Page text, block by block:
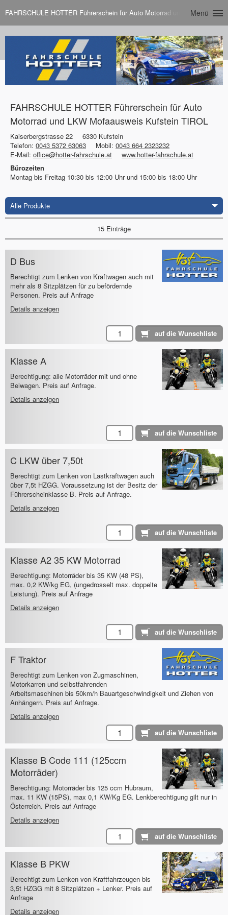
FAHRSCHULE HOTTER Führerschein für Auto Motorrad und LKW
Menü
FAHRSCHULE HOTTER Führerschein für Auto
Motorrad und LKW Mofaausweis Kufstein TIROL
Kaiserbergstrasse 22
6330 Kufstein
Telefon: 0043 5372 63063 Mobil: 0043 664 2323232
E-Mail: office@hotter-fahrschule.at
www.hotter-fahrschule.at
Bürozeiten
Montag bis Freitag 10:30 bis 12:00 Uhr und 15:00 bis 18:00 Uhr
Alle Produkte
15 Einträge
D Bus
Berechtigt zum Lenken von Kraftwagen auch mit
mehr als 8 Sitzplätzen für zu befördernde
Personen. Preis auf Anfrage
Details anzeigen
Klasse A
Berechtigung: alle Motorräder mit und ohne
Beiwagen. Preis auf Anfrage.
Details anzeigen
C LKW über 7,50t
Berechtigt zum Lenken von Lastkraftwagen auch
über 7,5t HZGG. Voraussetzung ist der Besitz der
Führerscheinklasse B. Preis auf Anfrage.
Details anzeigen
Klasse A2 35 KW Motorrad
Berechtigung: Motorräder bis 35 KW (48 PS),
max. 0,2 KW/kg EG, (ungedrosselt max. doppelte
Leistung). Preis auf Anfrage
Details anzeigen
F Traktor
Berechtigt zum Lenken von Zugmaschinen,
Motorkarren und selbstfahrenden
Arbeitsmaschinen bis 50km/h Bauartgeschwindigkeit und Ziehen von
Anhängern. Preis auf Anfrage.
Details anzeigen
Klasse B Code 111 (125ccm
Motorräder)
Berechtigung: Motorräder bis 125 ccm Hubraum,
max. 11 KW (15PS), max 0,1 KW/Kg EG. Lenkberechtigung gilt nur in
Österreich. Preis auf Anfrage
Details anzeigen
Klasse B PKW
Berechtigt zum Lenken von Kraftfahrzeugen bis
3,5t HZGG mit 8 Sitzplätzen + Lenker. Preis auf
Anfrage
Details anzeigen